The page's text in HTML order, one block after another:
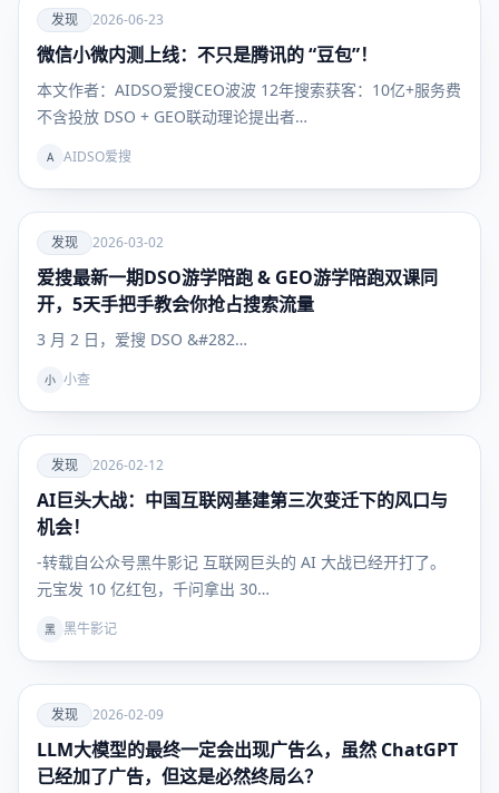
爱
发现
发现 2026-06-23
微信小微内测上线：不只是腾讯的 “豆包”！
本文作者：AIDSO爱搜CEO波波 12年搜索获客：10亿+服务费
不含投放 DSO + GEO联动理论提出者…
A AIDSO爱搜
爱
发现
发现 2026-03-02
爱搜最新一期DSO游学陪跑 & GEO游学陪跑双课同
开，5天手把手教会你抢占搜索流量
3 月 2 日，爱搜 DSO &#282…
小 小查
爱
发现
发现 2026-02-12
AI巨头大战：中国互联网基建第三次变迁下的风口与
机会！
-转载自公众号黑牛影记 互联网巨头的 AI 大战已经开打了。
元宝发 10 亿红包，千问拿出 30…
黑 黑牛影记
爱
发现
发现 2026-02-09
LLM大模型的最终一定会出现广告么，虽然 ChatGPT
已经加了广告，但这是必然终局么？